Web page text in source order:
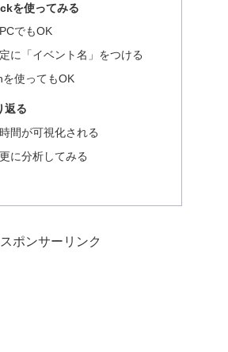
を使ってみる
でもOK
に「イベント名」をつける
を使ってもOK
返る
間が可視化される
に分析してみる
スポンサーリンク